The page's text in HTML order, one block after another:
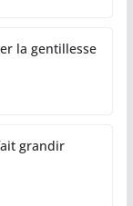
la gentillesse
grandir